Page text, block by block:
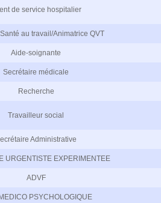
de service hospitalier
au travail/Animatrice QVT
Aide-soignante
Secrétaire médicale
Recherche
Travailleur social
Administrative
URGENTISTE EXPERIMENTEE
ADVF
PSYCHOLOGIQUE